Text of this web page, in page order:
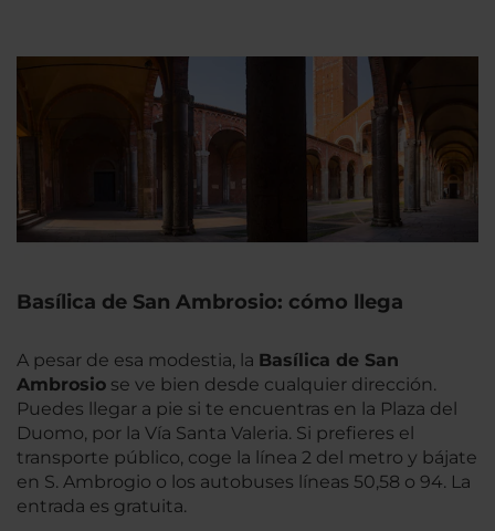
Basílica de San Ambrosio: cómo llega
A pesar de esa modestia, la Basílica de San
Ambrosio se ve bien desde cualquier dirección.
Puedes llegar a pie si te encuentras en la Plaza del
Duomo, por la Vía Santa Valeria. Si prefieres el
transporte público, coge la línea 2 del metro y bájate
en S. Ambrogio o los autobuses líneas 50,58 o 94. La
entrada es gratuita.